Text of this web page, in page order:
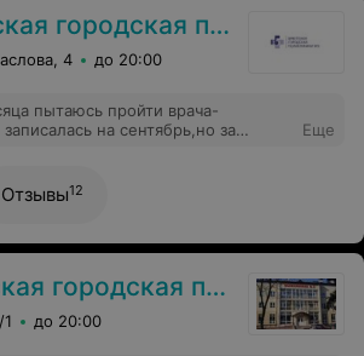
поликлиника №5
4 до 20:00
пытаюсь пройти врача-
на сентябрь,но за
перезаписаться.1.09.25
таки у меня нет ещё
я в медицине и нет
работы.Вопрос как пройти доктора
не смотровой.А потом вопрос
санитарки площади моют.
Еще
Отзывы12
поликлиника №3
до 20:00